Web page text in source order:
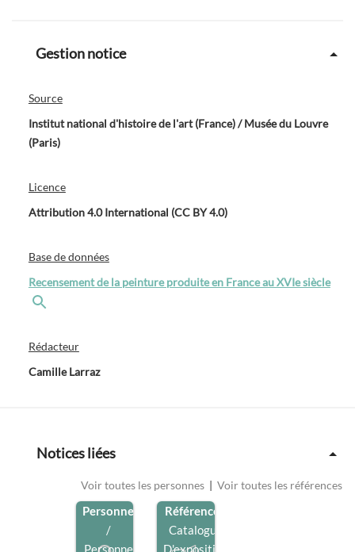
Gestion notice
Source
Institut national d'histoire de l'art (France) / Musée du Louvre
(Paris)
Licence
Attribution 4.0 International (CC BY 4.0)
Base de données
Recensement de la peinture produite en France au XVIe siècle
Rédacteur
Camille Larraz
Notices liées
Voir toutes les personnes | Voir toutes les références
Personne
/
Personne
Référence
Catalogue
D'exposition